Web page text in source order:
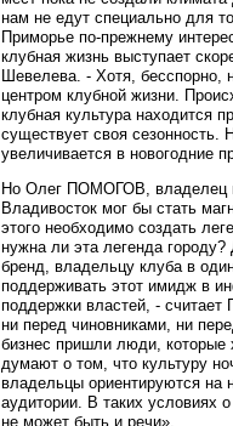
нам не едут специально для
Приморье по-прежнему
клубная жизнь выступает
Шевелева. - Хотя, бесспорно,
центром клубной жизни.
клубная культура находится
существует своя сезонность.
увеличивается в новогодние
Но Олег ПОМОГОВ, владелец
Владивосток мог бы стать
этого необходимо создать
нужна ли эта легенда
бренд, владельцу клуба в
поддерживать этот имидж в
поддержки властей, -
ни перед чиновниками, ни
бизнес пришли люди, которые
думают о том, что культуру
владельцы ориентируются на
аудитории. В таких условиях
не может быть и речи».